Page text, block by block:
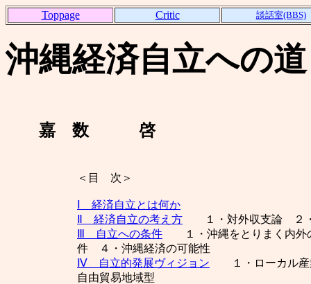
Toppage Critic 談話室(BBS)
沖縄経済自立への道
嘉 数 啓
＜目 次＞
Ⅰ 経済自立とは何か
Ⅱ 経済自立の考え方 １・対外収支論 ２・
Ⅲ 自立への条件 １・沖縄をとりまく内外
件 ４・沖縄経済の可能性
Ⅳ 自立的発展ヴィジョン １・ローカル産
自由貿易地域型